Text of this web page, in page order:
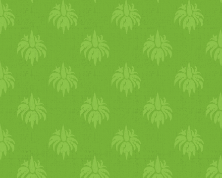
hozzákeverjük a
kókusztejszínt is. 2-3 órára
visszatesszük a krémet a
mélyhűtőbe, azután
fogyasztható. A
málnafagylalthoz 200 g
málna került összekeverésre
kókusszal (bármilyen
szezongyümölccsel
készítheted!) Ebéd:
káposztáskölesfasírt
paradicsomos-gombás
polenta (a receptben a